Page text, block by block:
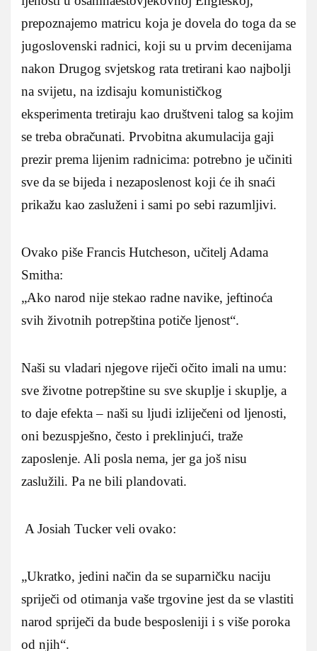
prepoznajemo matricu koja je dovela do toga da se
jugoslovenski radnici, koji su u prvim decenijama
nakon Drugog svjetskog rata tretirani kao najbolji
na svijetu, na izdisaju komunističkog
eksperimenta tretiraju kao društveni talog sa kojim
se treba obračunati. Prvobitna akumulacija gaji
prezir prema lijenim radnicima: potrebno je učiniti
sve da se bijeda i nezaposlenost koji će ih snaći
prikažu kao zasluženi i sami po sebi razumljivi.
Ovako piše Francis Hutcheson, učitelj Adama
Smitha:
„Ako narod nije stekao radne navike, jeftinoća
svih životnih potrepština potiče ljenost“.
Naši su vladari njegove riječi očito imali na umu:
sve životne potrepštine su sve skuplje i skuplje, a
to daje efekta – naši su ljudi izliječeni od ljenosti,
oni bezuspješno, često i preklinjući, traže
zaposlenje. Ali posla nema, jer ga još nisu
zaslužili. Pa ne bili plandovati.
A Josiah Tucker veli ovako:
„Ukratko, jedini način da se suparničku naciju
spriječi od otimanja vaše trgovine jest da se vlastiti
narod spriječi da bude besposleniji i s više poroka
od njih“.